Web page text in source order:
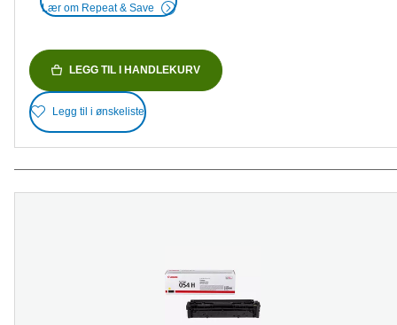
Lær om Repeat & Save
LEGG TIL I HANDLEKURV
Legg til i ønskeliste